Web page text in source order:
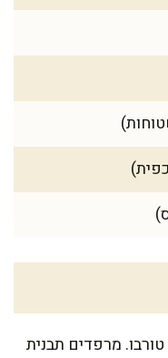
מעלות על טורבו. מרפדים תבנית